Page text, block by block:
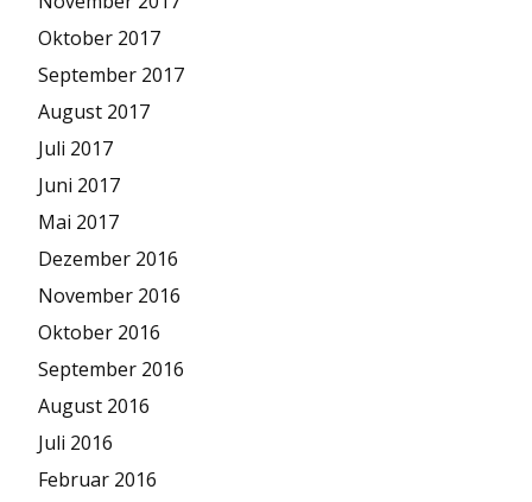
Oktober 2017
September 2017
August 2017
Juli 2017
Juni 2017
Mai 2017
Dezember 2016
November 2016
Oktober 2016
September 2016
August 2016
Juli 2016
Februar 2016